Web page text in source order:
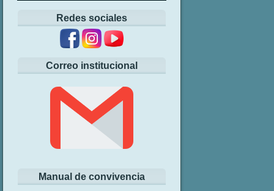
Redes sociales
Correo institucional
Manual de convivencia